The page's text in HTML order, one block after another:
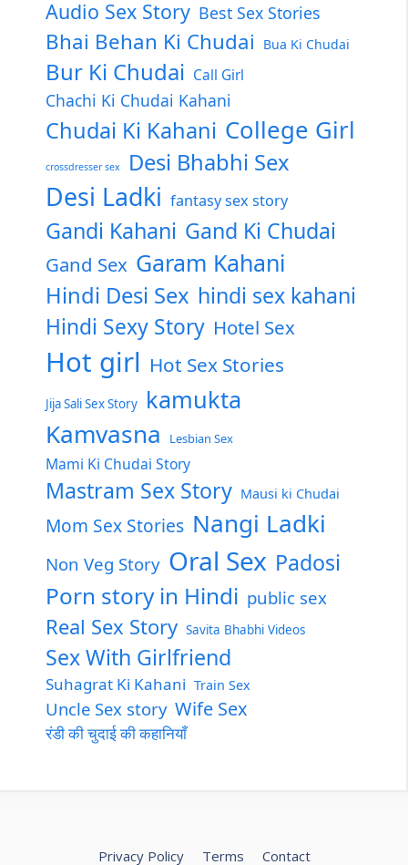
Audio Sex Story Best Sex Stories
Bhai Behan Ki Chudai Bua Ki Chudai
Bur Ki Chudai Call Girl
Chachi Ki Chudai Kahani
Chudai Ki Kahani College Girl
crossdresser sex Desi Bhabhi Sex
Desi Ladki fantasy sex story
Gandi Kahani Gand Ki Chudai
Gand Sex Garam Kahani
Hindi Desi Sex hindi sex kahani
Hindi Sexy Story Hotel Sex
Hot girl Hot Sex Stories
Jija Sali Sex Story kamukta
Kamvasna Lesbian Sex
Mami Ki Chudai Story
Mastram Sex Story Mausi ki Chudai
Mom Sex Stories Nangi Ladki
Non Veg Story Oral Sex Padosi
Porn story in Hindi public sex
Real Sex Story Savita Bhabhi Videos
Sex With Girlfriend
Suhagrat Ki Kahani Train Sex
Uncle Sex story Wife Sex
रंडी की चुदाई की कहानियाँ
Privacy Policy Terms Contact